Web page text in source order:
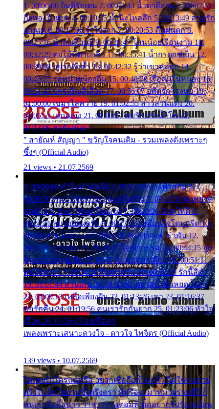
1. 00:00:00 ยินดีรับเดน 2. 00:03:44 น้ำตาอีสาน 3. 00:07:51
กิ่งทองใบหยก 4. 00:10:35 น้ำนิ่งไหลลึก 5. 00:13:49 ลานรัก
ลานเท 6. 00:17:06 จำใจจาก 7. 00:20:53 คืนฝนตก 8.
00:25:16 น้ำลงเดือนยี่ 9. 00:28:47 โสนน้อยเรือนงาม 10.
00:32:29 ตอไม้ที่ตายแล้ว 11. 00:35:41 น้ำกรดแช่เย็น 12.
00:39:08 อยากฟังซ้ำ 13. 00:42:32 รู้ว่าเขาหลอก 14.
00:45:25 รอหน่อยน้องติ๋ม 15. 00:48:56 เรือล่มในหนอง 16.
00:51:43 บัตรเชิญสีเลือด 17. 00:56:07 อดีตรักโรงทอ 18.
01:00:00 เขมรไล่ควาย 19. 01:02:55 สาวสวนแตง 20.
01:05:51 แอบมอง 21. 01:09:27 พบรักปากน้ำโพ 22.
01:13:06 สายัณห์เมา
" สายัณห์ สัญญา " ขวัญใจคนเดิม - รวมเพลงดังเพราะๆ
ซึ้งๆ (Official Audio)
21 views • 21.07.2569
1. 00:00:00 ทำไมทำฉันได้ 2. 00:03:20 นางฟ้าสลัม 3.
00:06:50 คน 4. 00:10:36 บุญเหลือเกิน 5. 00:13:58 ฝนหยาด
สุดท้าย 6. 00:17:30 ยาใจยาจก 7. 00:20:30 คิดดูให้ดี 8.
00:24:21 ลบรอยแผลรัก 9. 00:27:35 เหมือนใจโดนกรีด 10.
00:30:54 ขบวนการเปาเปียว 11. 00:34:05 คำรำพัน 12.
00:37:20 ปาหนัน 13. 00:40:37 ใจเจ้ากรรม 14. 00:44:15 จูบ
ฉันแล้วจงตายเสีย 15. 00:47:24 ขอสูมาเต๊อะ 16. 00:51:11
คนใจมาร 17. 00:54:50 คืนทรมาน 18. 00:58:25 รักนี้สีดำ
19. 01:01:44 ส่วนเกิน 20. 01:05:42 หยาดน้ำฝนหยดน้ำตา
21. 01:09:13 เหลือเพียงฝัน 22. 01:13:26 เขา 23. 01:16:37
ขอรักคืน 24. 01:19:56 คนเรารักกันยาก 25. 01:23:06 หัวใจ
เถื่อน 26. 01:26:45 อยู่เพื่อลูก
เพลงเพราะเสนาะดวงใจ - ดาวใจ ไพจิตร (Official Audio)
139 views • 10.07.2569
ไม่เคยรักใครแน่หรือ อยากเชื่อถือก็ไม่กล้า ติ๋มใช่คนสวย
ตรึงใจ ติ๋มใช่งามซึ้งตรึงตรา พี่หรือจะมาหมายร่วมชีวี ก็
คนเขาลืออื้อฉาว ว่าสาวๆรุมตอมพี่ ติ๋มอยากรับรักเหมือน